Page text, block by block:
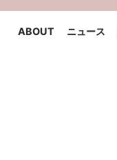
ABOUT ニュース